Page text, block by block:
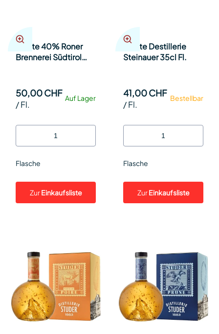
Quitte 40% Roner
Brennerei Südtirol
Auf Lager
50,00 CHF
/Fl.
Flasche
ZurEinkaufsliste
Quitte Destillerie
Steinauer 35cl Fl.
Bestellbar
41,00 CHF
/Fl.
Flasche
ZurEinkaufsliste